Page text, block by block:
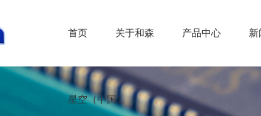
首页 关于和森 产品中心 新
星空（中国）